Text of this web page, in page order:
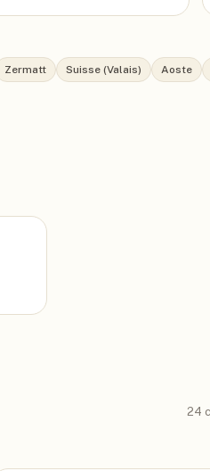
Zermatt Suisse (Valais) Aoste
24